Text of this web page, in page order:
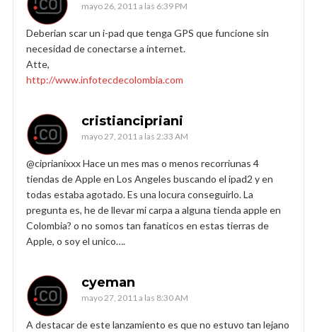
mayo 26, 2011 a las 6:39 PM
Deberian scar un i-pad que tenga GPS que funcione sin
necesidad de conectarse a internet.
Atte,
http://www.infotecdecolombia.com
cristiancipriani
mayo 27, 2011 a las 2:33 AM
@ciprianixxx Hace un mes mas o menos recorriunas 4
tiendas de Apple en Los Angeles buscando el ipad2 y en
todas estaba agotado. Es una locura conseguirlo. La
pregunta es, he de llevar mi carpa a alguna tienda apple en
Colombia? o no somos tan fanaticos en estas tierras de
Apple, o soy el unico….
cyeman
mayo 27, 2011 a las 8:30 AM
A destacar de este lanzamiento es que no estuvo tan lejano